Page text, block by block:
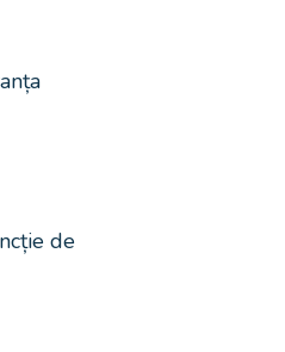
de